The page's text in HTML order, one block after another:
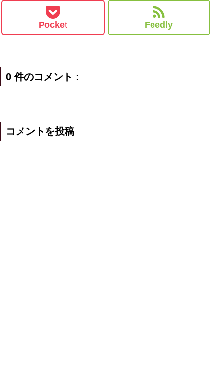
Pocket Feedly
0 件のコメント :
コメントを投稿